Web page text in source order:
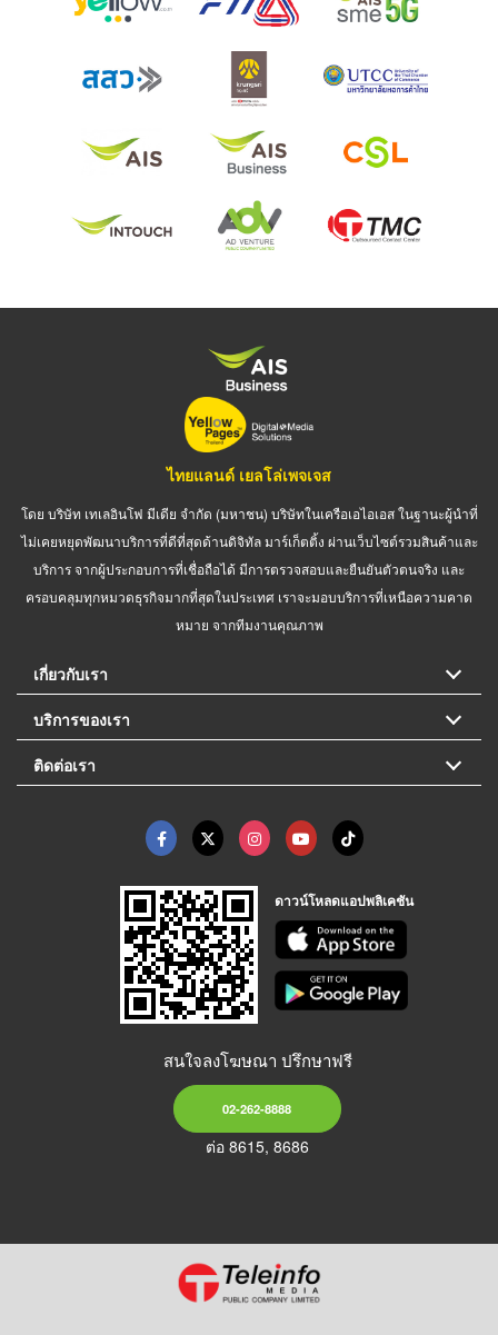
ไทยแลนด์ เยลโล่เพจเจส
โดย บริษัท เทเลอินโฟ มีเดีย จำกัด (มหาชน) บริษัทในเครือเอไอเอส ในฐานะผู้นำที่
ไม่เคยหยุดพัฒนาบริการที่ดีที่สุดด้านดิจิทัล มาร์เก็ตติ้ง ผ่านเว็บไซต์รวมสินค้าและ
บริการ จากผู้ประกอบการที่เชื่อถือได้ มีการตรวจสอบและยืนยันตัวตนจริง และ
ครอบคลุมทุกหมวดธุรกิจมากที่สุดในประเทศ เราจะมอบบริการที่เหนือความคาด
หมาย จากทีมงานคุณภาพ
เกี่ยวกับเรา
บริการของเรา
ติดต่อเรา
ดาวน์โหลดแอปพลิเคชัน
สนใจลงโฆษณา ปรึกษาฟรี
02-262-8888
ต่อ 8615, 8686